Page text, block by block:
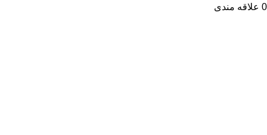
0 علاقه مندی